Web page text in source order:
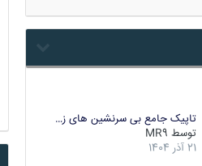
تاپیک جامع بی سرنشین های ز…
توسط MR9
21 آذر 1404